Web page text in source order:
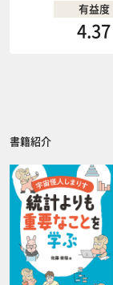
有益度
4.37
書籍紹介